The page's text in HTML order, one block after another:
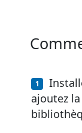
ajoutez